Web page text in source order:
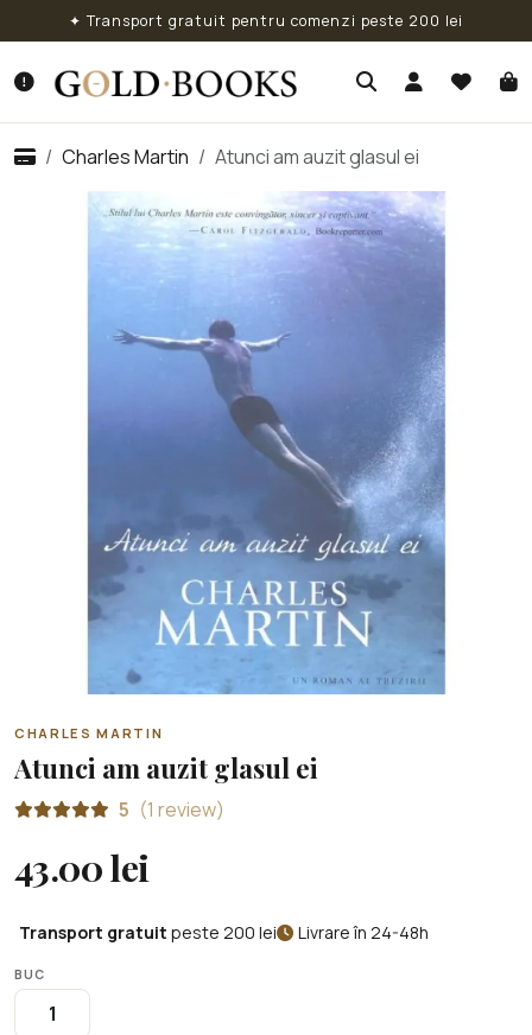
✦ Transport gratuit pentru comenzi peste 200 lei
Charles Martin Atunci am auzit glasul ei
CHARLES MARTIN
Atunci am auzit glasul ei
5 (1 review)
43.00 lei
Transport gratuit peste 200 lei Livrare în 24-48h
BUC